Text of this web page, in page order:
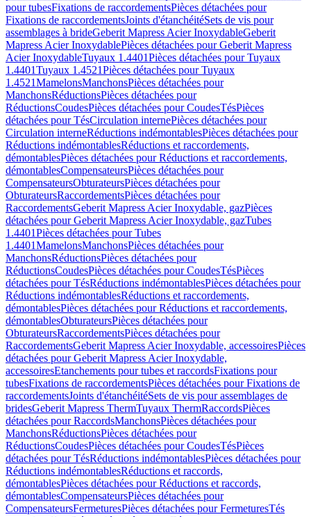
pour tubesFixations de raccordementsPièces détachées pour
Fixations de raccordementsJoints d'étanchéitéSets de vis pour
assemblages à brideGeberit Mapress Acier InoxydableGeberit
Mapress Acier InoxydablePièces détachées pour Geberit Mapress
Acier InoxydableTuyaux 1.4401Pièces détachées pour Tuyaux
1.4401Tuyaux 1.4521Pièces détachées pour Tuyaux
1.4521MamelonsManchonsPièces détachées pour
ManchonsRéductionsPièces détachées pour
RéductionsCoudesPièces détachées pour CoudesTésPièces
détachées pour TésCirculation internePièces détachées pour
Circulation interneRéductions indémontablesPièces détachées pour
Réductions indémontablesRéductions et raccordements,
démontablesPièces détachées pour Réductions et raccordements,
démontablesCompensateursPièces détachées pour
CompensateursObturateursPièces détachées pour
ObturateursRaccordementsPièces détachées pour
RaccordementsGeberit Mapress Acier Inoxydable, gazPièces
détachées pour Geberit Mapress Acier Inoxydable, gazTubes
1.4401Pièces détachées pour Tubes
1.4401MamelonsManchonsPièces détachées pour
ManchonsRéductionsPièces détachées pour
RéductionsCoudesPièces détachées pour CoudesTésPièces
détachées pour TésRéductions indémontablesPièces détachées pour
Réductions indémontablesRéductions et raccordements,
démontablesPièces détachées pour Réductions et raccordements,
démontablesObturateursPièces détachées pour
ObturateursRaccordementsPièces détachées pour
RaccordementsGeberit Mapress Acier Inoxydable, accessoiresPièces
détachées pour Geberit Mapress Acier Inoxydable,
accessoiresEtanchements pour tubes et raccordsFixations pour
tubesFixations de raccordementsPièces détachées pour Fixations de
raccordementsJoints d'étanchéitéSets de vis pour assemblages de
bridesGeberit Mapress ThermTuyaux ThermRaccordsPièces
détachées pour RaccordsManchonsPièces détachées pour
ManchonsRéductionsPièces détachées pour
RéductionsCoudesPièces détachées pour CoudesTésPièces
détachées pour TésRéductions indémontablesPièces détachées pour
Réductions indémontablesRéductions et raccords,
démontablesPièces détachées pour Réductions et raccords,
démontablesCompensateursPièces détachées pour
CompensateursFermeturesPièces détachées pour FermeturesTés